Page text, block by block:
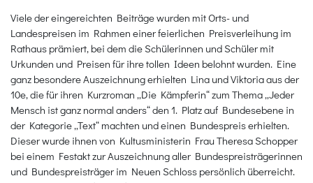
Viele der eingereichten Beiträge wurden mit Orts- und
Landespreisen im Rahmen einer feierlichen Preisverleihung im
Rathaus prämiert, bei dem die Schülerinnen und Schüler mit
Urkunden und Preisen für ihre tollen Ideen belohnt wurden. Eine
ganz besondere Auszeichnung erhielten Lina und Viktoria aus der
10e, die für ihren Kurzroman „Die Kämpferin“ zum Thema „Jeder
Mensch ist ganz normal anders“ den 1. Platz auf Bundesebene in
der Kategorie „Text“ machten und einen Bundespreis erhielten.
Dieser wurde ihnen von Kultusministerin Frau Theresa Schopper
bei einem Festakt zur Auszeichnung aller Bundespreisträgerinnen
und Bundespreisträger im Neuen Schloss persönlich überreicht.